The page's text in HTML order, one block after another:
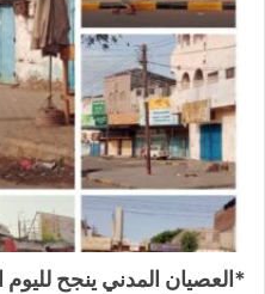
*العصيان المدني ينجح لليوم